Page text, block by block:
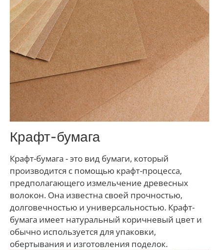
Крафт-бумага
Крафт-бумага - это вид бумаги, который
производится с помощью крафт-процесса,
предполагающего измельчение древесных
волокон. Она известна своей прочностью,
долговечностью и универсальностью. Крафт-
бумага имеет натуральный коричневый цвет и
обычно используется для упаковки,
обертывания и изготовления поделок.